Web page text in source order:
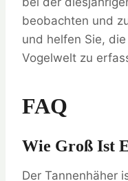
beobachten und
und helfen Sie,
Vogelwelt zu
FAQ
Wie Groß Ist
Der Tannenhäher